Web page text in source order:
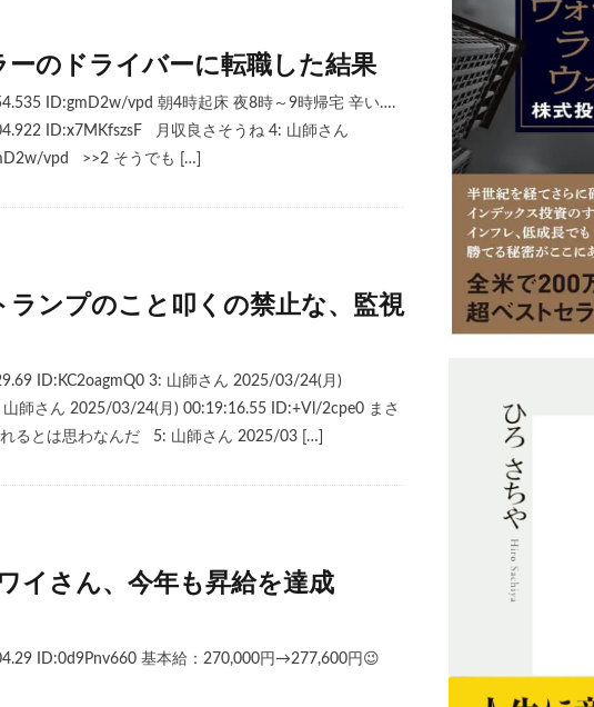
ーのドライバーに転職した結果
ID:gmD2w/vpd 朝4時起床 夜8時～9時帰宅 辛い….
ID:x7MKfszsF 月収良さそうね 4: 山師さん
vpd >>2 そうでも […]
ランプのこと叩くの禁止な、監視
ID:KC2oagmQ0 3: 山師さん 2025/03/24(月)
師さん 2025/03/24(月) 00:19:16.55 ID:+Vl/2cpe0 まさ
るとは思わなんだ 5: 山師さん 2025/03 […]
イさん、今年も昇給を達成
ID:0d9Pnv660 基本給：270,000円→277,600円😉